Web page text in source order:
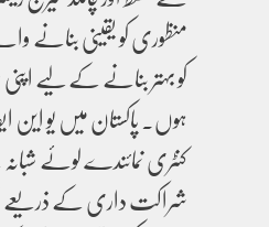
منظوری کو یقینی بنانے
کو بہتر بنانے کے لیے اپنی
ہوں۔ پاکستان میں یو
کنٹری نمائندے لوئے
شراکت داری کے ذریعے